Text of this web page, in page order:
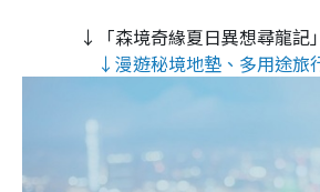
↓「森境奇緣夏日異想尋龍記
↓漫遊秘境地墊、多用途旅